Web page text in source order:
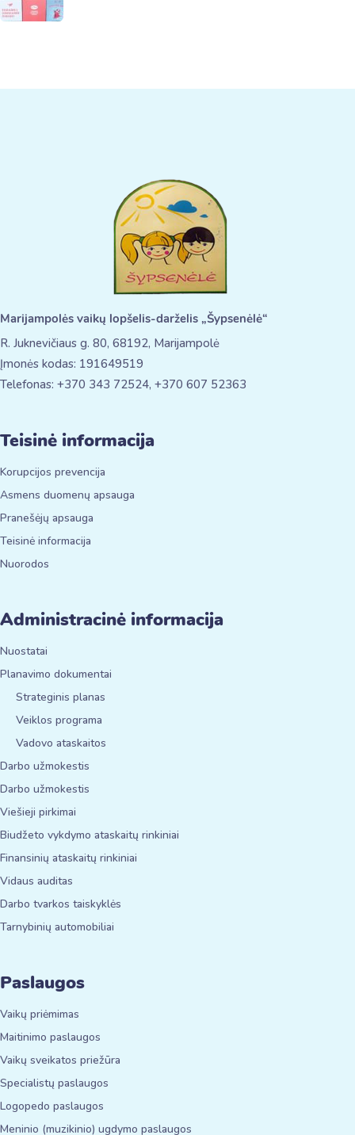
Marijampolės vaikų lopšelis-darželis „Šypsenėlė“
R. Juknevičiaus g. 80, 68192, Marijampolė
Įmonės kodas: 191649519
Telefonas: +370 343 72524, +370 607 52363
Teisinė informacija
Korupcijos prevencija
Asmens duomenų apsauga
Pranešėjų apsauga
Teisinė informacija
Nuorodos
Administracinė informacija
Nuostatai
Planavimo dokumentai
Strateginis planas
Veiklos programa
Vadovo ataskaitos
Darbo užmokestis
Darbo užmokestis
Viešieji pirkimai
Biudžeto vykdymo ataskaitų rinkiniai
Finansinių ataskaitų rinkiniai
Vidaus auditas
Darbo tvarkos taiskyklės
Tarnybinių automobiliai
Paslaugos
Vaikų priėmimas
Maitinimo paslaugos
Vaikų sveikatos priežūra
Specialistų paslaugos
Logopedo paslaugos
Meninio (muzikinio) ugdymo paslaugos